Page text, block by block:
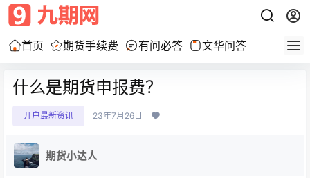
首页 期货手续费 有问必答 文华问答
什么是期货申报费？
开户最新资讯 23年7月26日
期货小达人